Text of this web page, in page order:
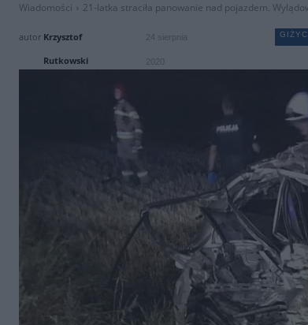
Wiadomości 21-latka straciła panowanie nad pojazdem.
autor Krzysztof
Rutkowski
24 sierpnia